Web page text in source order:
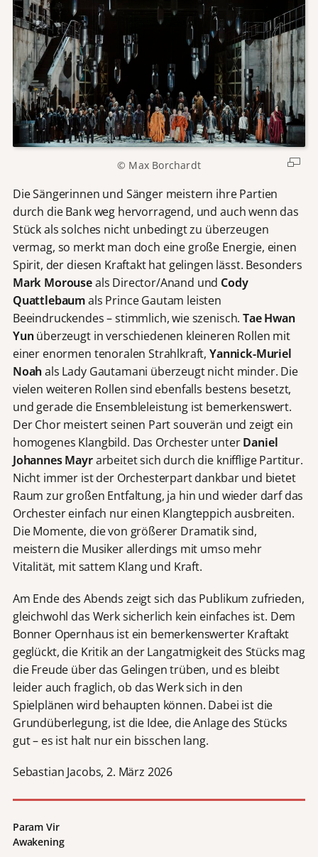
© Max Borchardt
Die Sängerinnen und Sänger meistern ihre Partien
durch die Bank weg hervorragend, und auch wenn das
Stück als solches nicht unbedingt zu überzeugen
vermag, so merkt man doch eine große Energie, einen
Spirit, der diesen Kraftakt hat gelingen lässt. Besonders
Mark Morouseals Director/Anand und Cody
Quattlebaumals Prince Gautam leisten
Beeindruckendes – stimmlich, wie szenisch.Tae Hwan
Yunüberzeugt in verschiedenen kleineren Rollen mit
einer enormen tenoralen Strahlkraft, Yannick-Muriel
Noahals Lady Gautamani überzeugt nicht minder. Die
vielen weiteren Rollen sind ebenfalls bestens besetzt,
und gerade die Ensembleleistung ist bemerkenswert.
Der Chor meistert seinen Part souverän und zeigt ein
homogenes Klangbild. Das Orchester unterDaniel
Johannes Mayrarbeitet sich durch die knifflige Partitur.
Nicht immer ist der Orchesterpart dankbar und bietet
Raum zur großen Entfaltung, ja hin und wieder darf das
Orchester einfach nur einen Klangteppich ausbreiten.
Die Momente, die von größerer Dramatik sind,
meistern die Musiker allerdings mit umso mehr
Vitalität, mit sattem Klang und Kraft.
Am Ende des Abends zeigt sich das Publikum zufrieden,
gleichwohl das Werk sicherlich kein einfaches ist. Dem
Bonner Opernhaus ist ein bemerkenswerter Kraftakt
geglückt, die Kritik an der Langatmigkeit des Stücks mag
die Freude über das Gelingen trüben, und es bleibt
leider auch fraglich, ob das Werk sich in den
Spielplänen wird behaupten können. Dabei ist die
Grundüberlegung, ist die Idee, die Anlage des Stücks
gut – es ist halt nur ein bisschen lang.
Sebastian Jacobs, 2. März 2026
Param Vir
Awakening